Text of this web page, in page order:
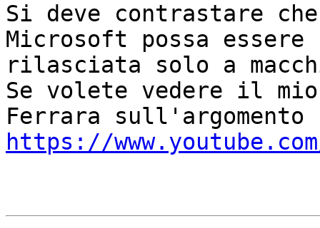
Si deve contrastare
Microsoft possa essere
rilasciata solo a
Se volete vedere il
https://